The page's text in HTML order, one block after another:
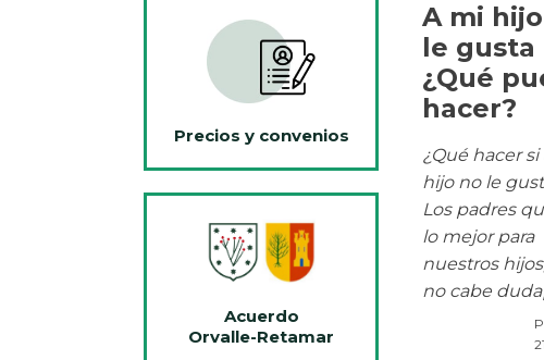
Precios y convenios
Acuerdo
Orvalle-Retamar
A mi
le gusta
¿Qué
hacer?
¿Qué hacer si
hijo no le
Los padres
lo mejor para
nuestros
no cabe